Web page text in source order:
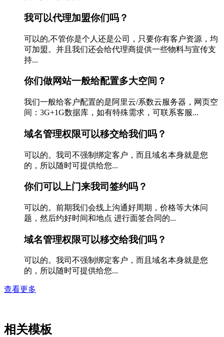
我可以代理加盟你们吗？
可以的,不管你是个人还是公司，只要你有客户资源，均
可加盟。并且我们还会给代理商提供一些物料与宣传支
持...
你们做网站一般给配置多大空间？
我们一般给客户配置的是阿里云/系数云服务器，网页空
间：3G+1G数据库，如有特殊需求，可联系客服...
域名管理权限可以移交给我们吗？
可以的。我司不强制绑定客户，而且域名本身就是您
的，所以随时可提供给您...
你们可以上门来我司签约吗？
可以的。前期我们会线上沟通好周期，价格等大体问
题，然后约好时间和地点 进行面签合同的...
域名管理权限可以移交给我们吗？
可以的。我司不强制绑定客户，而且域名本身就是您
的，所以随时可提供给您...
查看更多
相关模板